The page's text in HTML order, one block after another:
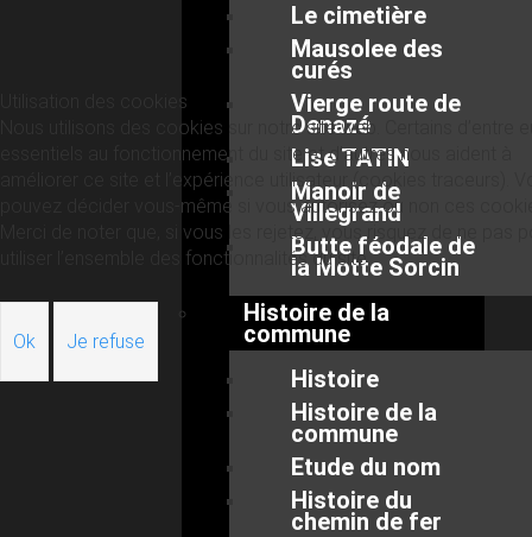
Le cimetière
Mausolee des
curés
Vierge route de
Denazé
Lise TATIN
Manoir de
Villegrand
Butte féodale de
la Motte Sorcin
Histoire de la
commune
Histoire
Histoire de la
commune
Etude du nom
Histoire du
chemin de fer
Utilisation des cookies
Nous utilisons des cookies sur notre site web. Certains d’entre
essentiels au fonctionnement du site et d’autres nous aident à
améliorer ce site et l’expérience utilisateur (cookies traceurs).
pouvez décider vous-même si vous autorisez ou non ces
Merci de noter que, si vous les rejetez, vous risquez de ne pas
utiliser l’ensemble des fonctionnalités du site.
Ok Je refuse